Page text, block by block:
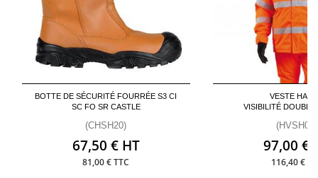
BOTTE DE SÉCURITÉ FOURRÉE S3 CI
SC FO SR CASTLE
(CHSH20)
67,50 € HT
81,00 € TTC
VESTE
VISIBILITÉ
(HVSH04)
97,00 €
116,40 €